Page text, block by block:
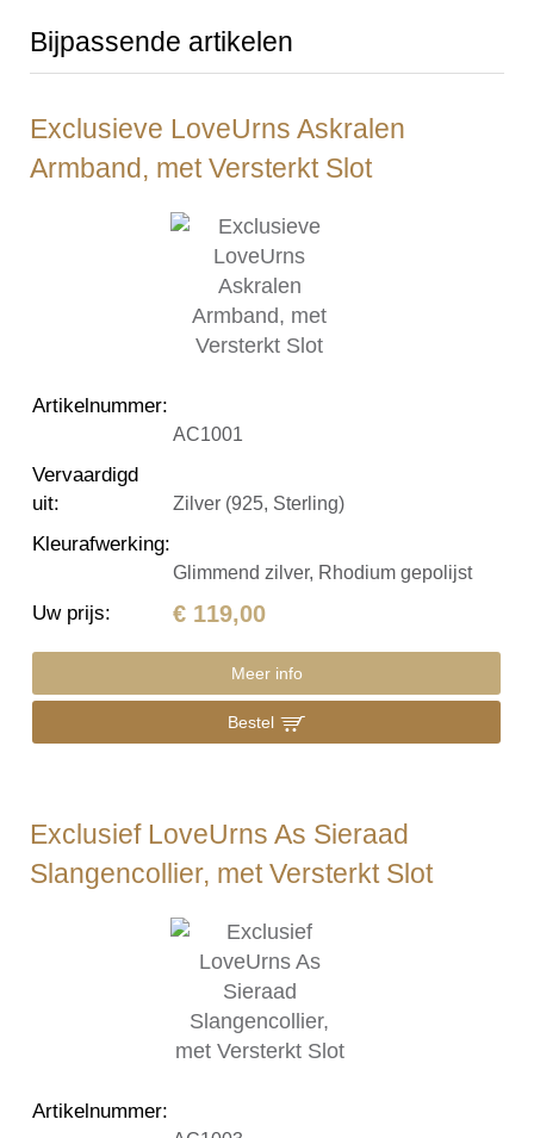
Bijpassende artikelen
Exclusieve LoveUrns Askralen
Armband, met Versterkt Slot
Artikelnummer:
AC1001
Vervaardigd
uit: Zilver (925, Sterling)
Kleurafwerking:
Glimmend zilver, Rhodium gepolijst
Uw prijs: € 119,00
Meer info
Bestel
Exclusief LoveUrns As Sieraad
Slangencollier, met Versterkt Slot
Artikelnummer: